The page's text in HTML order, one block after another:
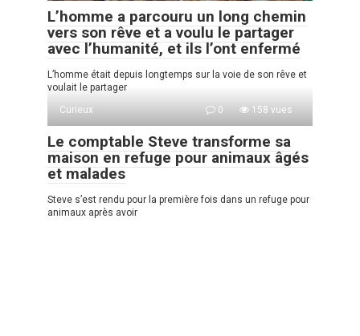
L’homme a parcouru un long chemin
vers son rêve et a voulu le partager
avec l’humanité, et ils l’ont enfermé
L’homme était depuis longtemps sur la voie de son rêve et
voulait le partager
Curieux
0 158 vues
Le comptable Steve transforme sa
maison en refuge pour animaux âgés
et malades
Steve s’est rendu pour la première fois dans un refuge pour
animaux après avoir